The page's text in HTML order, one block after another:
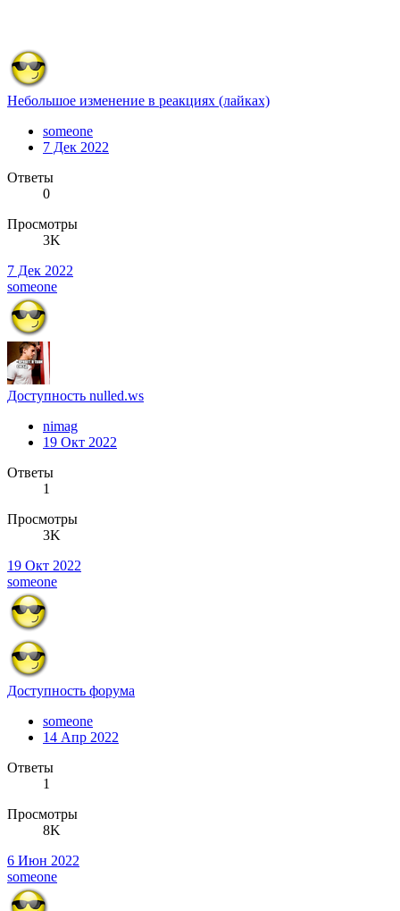
Небольшое изменение в реакциях (лайках)
someone
7 Дек 2022
Ответы
0
Просмотры
3K
7 Дек 2022
someone
Доступность nulled.ws
nimag
19 Окт 2022
Ответы
1
Просмотры
3K
19 Окт 2022
someone
Доступность форума
someone
14 Апр 2022
Ответы
1
Просмотры
8K
6 Июн 2022
someone